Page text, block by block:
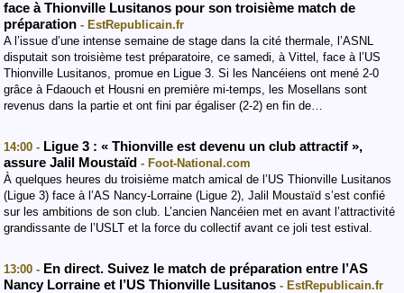
face à Thionville Lusitanos pour son troisième match de
préparation - EstRepublicain.fr
A l’issue d’une intense semaine de stage dans la cité thermale, l’ASNL
disputait son troisième test préparatoire, ce samedi, à Vittel, face à l’US
Thionville Lusitanos, promue en Ligue 3. Si les Nancéiens ont mené 2-0
grâce à Fdaouch et Housni en première mi-temps, les Mosellans sont
revenus dans la partie et ont fini par égaliser (2-2) en fin de…
14:00 - Ligue 3 : « Thionville est devenu un club attractif »,
assure Jalil Moustaïd - Foot-National.com
À quelques heures du troisième match amical de l’US Thionville Lusitanos
(Ligue 3) face à l’AS Nancy-Lorraine (Ligue 2), Jalil Moustaïd s’est confié
sur les ambitions de son club. L’ancien Nancéien met en avant l’attractivité
grandissante de l’USLT et la force du collectif avant ce joli test estival.
13:00 - En direct. Suivez le match de préparation entre l’AS
Nancy Lorraine et l’US Thionville Lusitanos - EstRepublicain.fr